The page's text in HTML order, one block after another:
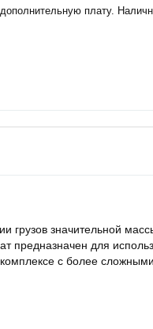
плату.
грузов значительной
для
с более